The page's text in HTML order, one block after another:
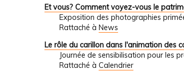
Et vous? Comment voyez-vous le
Exposition des photographies
Rattaché à News
Le rôle du carillon dans l'animation des
Journée de sensibilisation pour les
Rattaché à Calendrier